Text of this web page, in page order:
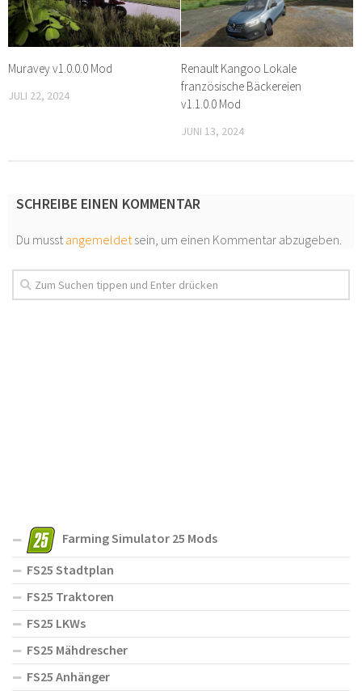
Muravey v1.0.0.0 Mod
JULI 22, 2024
Renault Kangoo Lokale
französische Bäckereien
v1.1.0.0 Mod
JUNI 13, 2024
SCHREIBE EINEN KOMMENTAR
Du musstangemeldetsein, um einen Kommentar abzugeben.
Farming Simulator 25 Mods
FS25 Stadtplan
FS25 Traktoren
FS25 LKWs
FS25 Mähdrescher
FS25 Anhänger